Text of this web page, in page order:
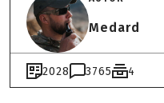
Medard
2028 3765 4